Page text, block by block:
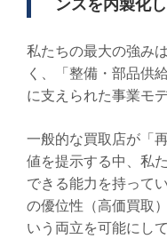
私たちの最大の強み
く、「整備・部品供
に支えられた事業モ
一般的な買取店が「
値を提示する中、私
できる能力を持って
の優位性（高価買取
いう両立を可能にして